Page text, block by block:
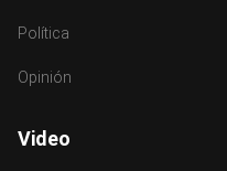
Política
Opinión
Video